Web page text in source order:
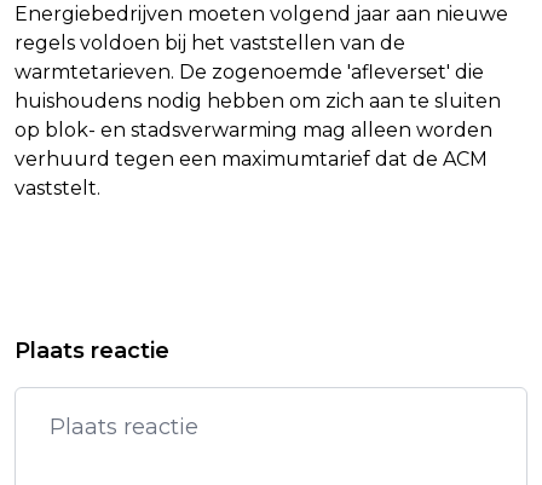
Energiebedrijven moeten volgend jaar aan nieuwe
regels voldoen bij het vaststellen van de
warmtetarieven. De zogenoemde 'afleverset' die
huishoudens nodig hebben om zich aan te sluiten
op blok- en stadsverwarming mag alleen worden
verhuurd tegen een maximumtarief dat de ACM
vaststelt.
WETENSCHAPPELIJK IN ORDE'
PRINCIPEAKKOORD TUSSEN
CABINEBONDEN EN KLM
Plaats reactie